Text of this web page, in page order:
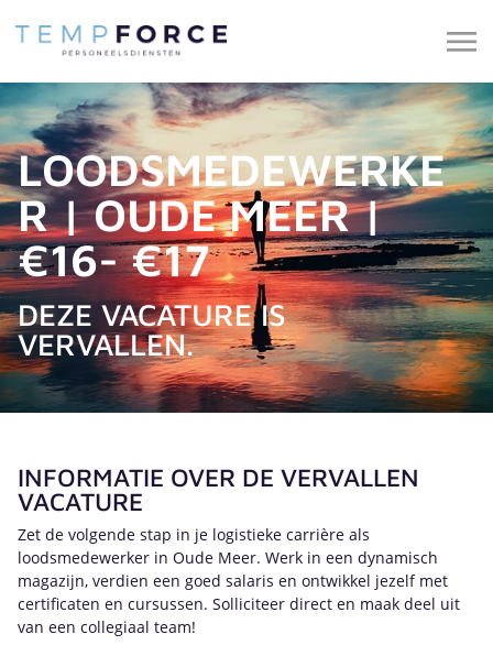
LOODSMEDEWERKE
R | OUDE MEER |
€16- €17
DEZE VACATURE IS
VERVALLEN.
INFORMATIE OVER DE VERVALLEN
VACATURE
Zet de volgende stap in je logistieke carrière als
loodsmedewerker in Oude Meer. Werk in een dynamisch
magazijn, verdien een goed salaris en ontwikkel jezelf met
certificaten en cursussen. Solliciteer direct en maak deel uit
van een collegiaal team!